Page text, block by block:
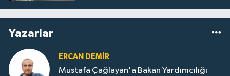
Yazarlar
ERCAN DEMIR
Mustafa Çağlayan'a Bakan Yardımcılığı